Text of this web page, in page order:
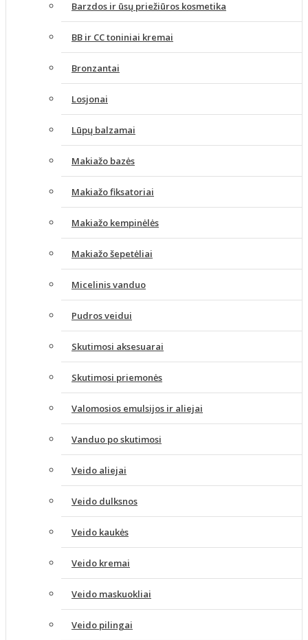
Barzdos ir ūsų priežiūros kosmetika
BB ir CC toniniai kremai
Bronzantai
Losjonai
Lūpų balzamai
Makiažo bazės
Makiažo fiksatoriai
Makiažo kempinėlės
Makiažo šepetėliai
Micelinis vanduo
Pudros veidui
Skutimosi aksesuarai
Skutimosi priemonės
Valomosios emulsijos ir aliejai
Vanduo po skutimosi
Veido aliejai
Veido dulksnos
Veido kaukės
Veido kremai
Veido maskuokliai
Veido pilingai